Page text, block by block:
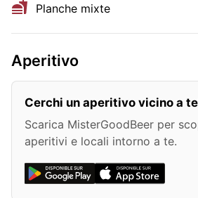
Planche mixte
Aperitivo
Cerchi un aperitivo vicino a
Scarica MisterGoodBeer per
aperitivi e locali intorno a te.